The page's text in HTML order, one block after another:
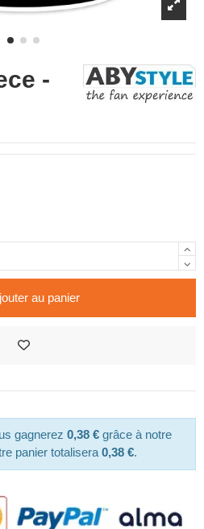
-
au panier
gagnerez 0,38 € grâce à notre
panier totalisera 0,38 €.